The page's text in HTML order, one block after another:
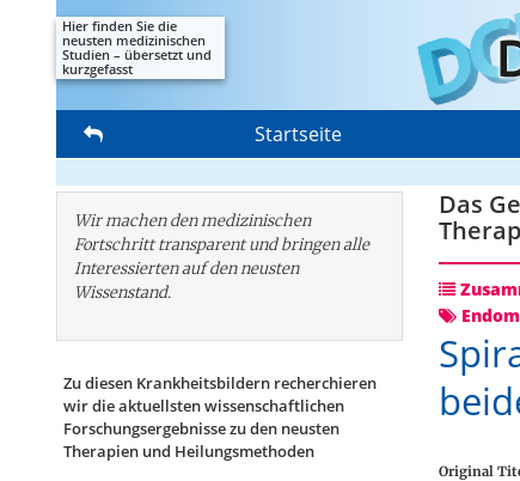
Hier finden Sie die
neusten medizinischen
Studien – übersetzt und
kurzgefasst
Startseite
Wir machen den medizinischen
Fortschritt transparent und bringen alle
Interessierten auf den neusten
Wissenstand.
Zu diesen Krankheitsbildern recherchieren
wir die aktuellsten wissenschaftlichen
Forschungs­ergebnisse zu den neusten
Therapien und Heilungsmethoden
Das
Original